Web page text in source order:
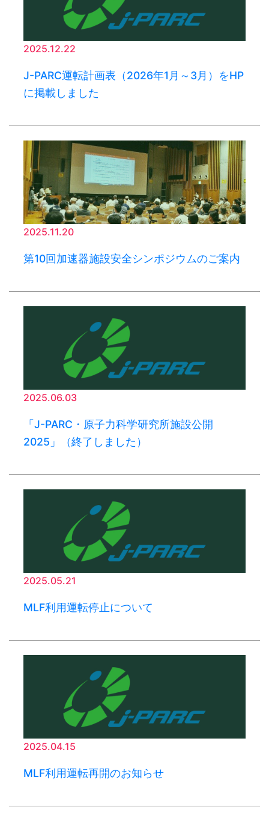
2025.12.22
J-PARC運転計画表（2026年1月～3月）をHP
に掲載しました
2025.11.20
第10回加速器施設安全シンポジウムのご案内
2025.06.03
「J-PARC・原子力科学研究所施設公開
2025」（終了しました）
2025.05.21
MLF利用運転停止について
2025.04.15
MLF利用運転再開のお知らせ